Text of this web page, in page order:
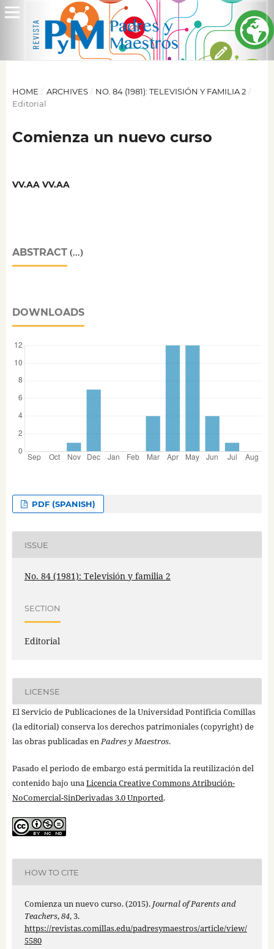
HOME / ARCHIVES / NO. 84 (1981): TELEVISIÓN Y FAMILIA 2 /
Editorial
Comienza un nuevo curso
VV.AA VV.AA
ABSTRACT(...)
DOWNLOADS
PDF (SPANISH)
ISSUE
No. 84 (1981): Televisión y familia 2
SECTION
Editorial
LICENSE
El Servicio de Publicaciones de la Universidad Pontificia Comillas
(la editorial) conserva los derechos patrimoniales (copyright) de
las obras publicadas enPadres y Maestros.
Pasado el periodo de embargo está permitida la reutilización del
contenido bajo unaLicencia Creative Commons Atribución-
NoComercial-SinDerivadas 3.0 Unported.
HOW TO CITE
Comienza un nuevo curso. (2015). Journal of Parents and
Teachers,84, 3.
https://revistas.comillas.edu/padresymaestros/article/view/
5580